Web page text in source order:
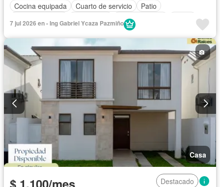
Cocina equipada
Cuarto de servicio
Patio
Cocina integral
Garita de guardianía
Seguridad
Solo familias
7 jul 2026 en - Ing Gabriel Ycaza Pazmiño
Casa
$ 1.100/mes Destacado